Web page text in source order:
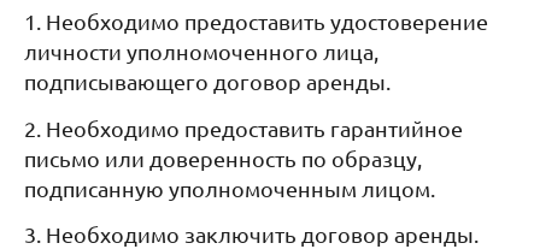
1. Необходимо предоставить удостоверение
личности уполномоченного лица,
подписывающего договор аренды.
2. Необходимо предоставить гарантийное
письмо или доверенность по образцу,
подписанную уполномоченным лицом.
3. Необходимо заключить договор аренды.